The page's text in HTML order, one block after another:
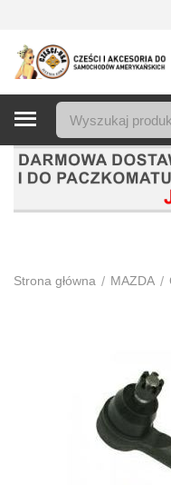
Strona główna / MAZDA /